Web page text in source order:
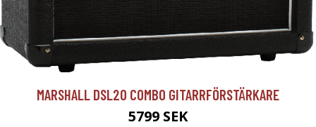
MARSHALL DSL20 COMBO GITARRFÖRSTÄRKARE
5799 SEK